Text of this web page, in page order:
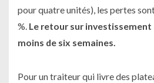
pour quatre unités), les pertes
%. Le retour sur
moins de six semaines.
Pour un traiteur qui livre des